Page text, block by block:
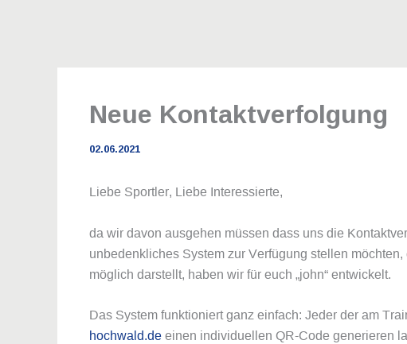
Neue Kontaktverfolgung
02.06.2021
Liebe Sportler, Liebe Interessierte,
da wir davon ausgehen müssen dass uns die
unbedenkliches System zur Verfügung stellen
möglich darstellt, haben wir für euch „john“ entwickelt.
Das System funktioniert ganz einfach: Jeder der am
hochwald.de einen individuellen QR-Code generieren